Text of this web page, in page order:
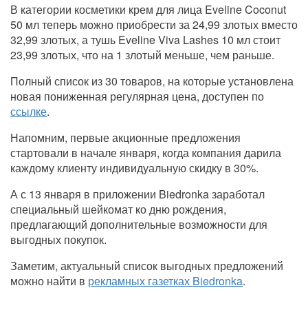
В категории косметики крем для лица Eveline Coconut
50 мл теперь можно приобрести за 24,99 злотых вместо
32,99 злотых, а тушь Eveline Viva Lashes 10 мл стоит
23,99 злотых, что на 1 злотый меньше, чем раньше.
Полный список из 30 товаров, на которые установлена ​​
новая пониженная регулярная цена, доступен по
ссылке.
Напомним, первые акционные предложения
стартовали в начале января, когда компания дарила
каждому клиенту индивидуальную скидку в 30%.
А с 13 января в приложении Biedronka заработал
специальный шейкомат ко дню рождения,
предлагающий дополнительные возможности для
выгодных покупок.
Заметим, актуальный список выгодных предложений
можно найти в рекламных газетках Biedronka.